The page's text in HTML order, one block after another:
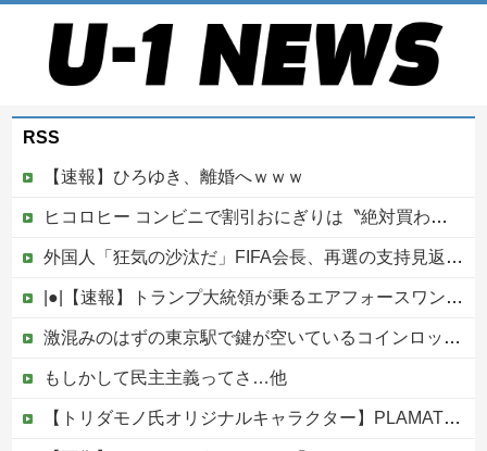
RSS
【速報】ひろゆき、離婚へｗｗｗ
ヒコロヒー コンビニで割引おにぎりは〝絶対買わない〟理由
外国人「狂気の沙汰だ」FIFA会長、再選の支持見返りにモロッコへ2030年W杯決勝の開催を打診か！海外から批判殺到！【海外の反応】
|●|【速報】トランプ大統領が乗るエアフォースワン情報漏洩事件、流出元はバイデン政権の空軍長官と判明「アクセス権を取り消す」
激混みのはずの東京駅で鍵が空いているコインロッカーが散見、「ラッキー」と思って中を確認してみると……
もしかして民主主義ってさ…他
【トリダモノ氏オリジナルキャラクター】PLAMATEA「MXちゃん」プラモデル【駿河屋 予約開始】